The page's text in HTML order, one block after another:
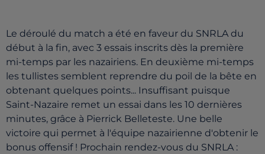
Le déroulé du match a été en faveur du SNRLA du
début à la fin, avec 3 essais inscrits dès la première
mi-temps par les nazairiens. En deuxième mi-temps
les tullistes semblent reprendre du poil de la bête en
obtenant quelques points... Insuffisant puisque
Saint-Nazaire remet un essai dans les 10 dernières
minutes, grâce à Pierrick Belleteste. Une belle
victoire qui permet à l'équipe nazairienne d'obtenir le
bonus offensif ! Prochain rendez-vous du SNRLA :